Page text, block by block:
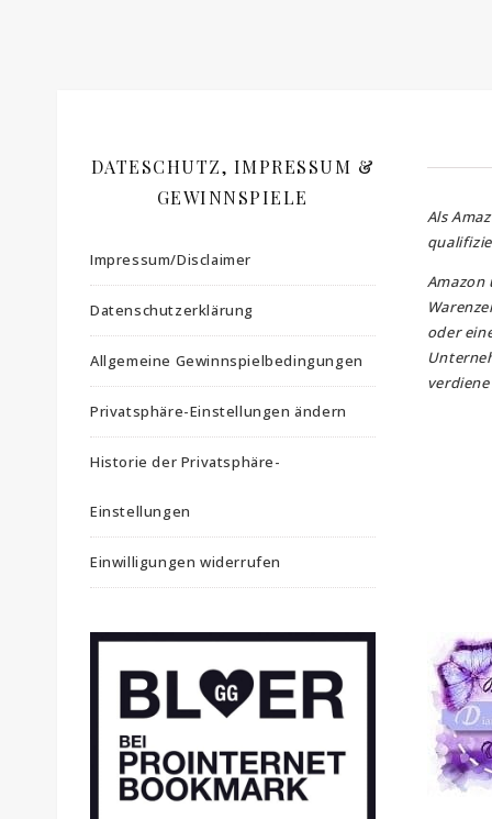
DATESCHUTZ, IMPRESSUM &
GEWINNSPIELE
Impressum/Disclaimer
Datenschutzerklärung
Allgemeine Gewinnspielbedingungen
Privatsphäre-Einstellungen ändern
Historie der Privatsphäre-
Einstellungen
Einwilligungen widerrufen
Als
Amazon
oder